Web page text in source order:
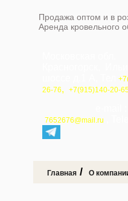
Продажа оптом и в
Аренда кровельного
26-76, +7(915)140-20-
7652676@mail.ru
Главная / О